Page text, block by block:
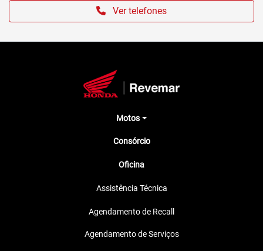
Ver telefones
Motos
Consórcio
Oficina
Assistência Técnica
Agendamento de Recall
Agendamento de Serviços